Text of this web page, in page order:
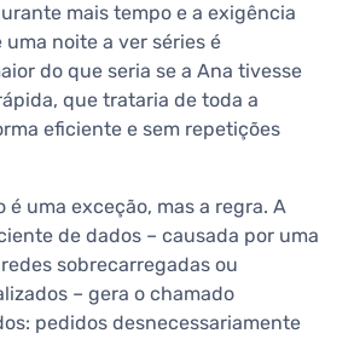
mais tempo e a exigência
noite a ver séries é
do que seria se a Ana tivesse
que trataria de toda a
eficiente e sem repetições
é uma exceção, mas a regra. A
de dados – causada por uma
sobrecarregadas ou
– gera o chamado
pedidos desnecessariamente